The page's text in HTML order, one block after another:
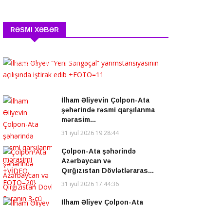
RƏSMI XƏBƏR
İlham Əliyev “Yeni
5 avqust 2026 13:34:54
İlham Əliyevin Çolpon-Ata
şəhərində rəsmi qarşılanma
mərasim...
31 iyul 2026 19:28:44
Çolpon-Ata şəhərində
Azərbaycan və
Qırğızıstan Dövlətləraras...
31 iyul 2026 17:44:36
İlham Əliyev Çolpon-Ata